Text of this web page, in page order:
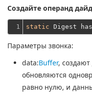
Создайте операнд
1 static
Параметры звонка:
data:Buffer,
обновляются
равно нулю, и